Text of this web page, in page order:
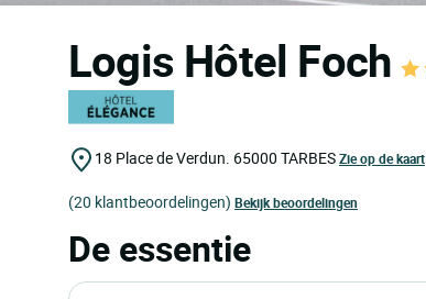
Logis Hôtel Foch
18 Place de Verdun. 65000 TARBESZie op de kaart
(20 klantbeoordelingen) Bekijk beoordelingen
De essentie